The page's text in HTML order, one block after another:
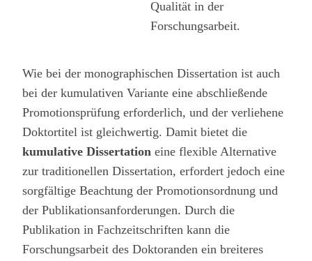
Qualität in der
Forschungsarbeit.
Wie bei der monographischen Dissertation ist auch
bei der kumulativen Variante eine abschließende
Promotionsprüfung erforderlich, und der verliehene
Doktortitel ist gleichwertig. Damit bietet die
kumulative Dissertation eine flexible Alternative
zur traditionellen Dissertation, erfordert jedoch eine
sorgfältige Beachtung der Promotionsordnung und
der Publikationsanforderungen. Durch die
Publikation in Fachzeitschriften kann die
Forschungsarbeit des Doktoranden ein breiteres